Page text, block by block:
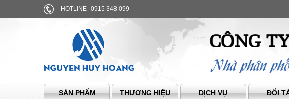
HOTLINE 0915 348 099
SẢN PHẨM THƯƠNG HIỆU DỊCH VỤ ĐỐI